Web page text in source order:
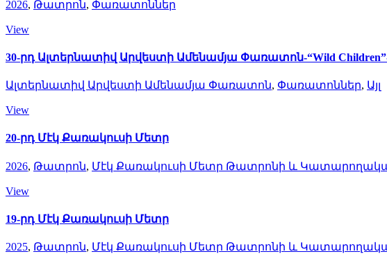
2026, Թատրոն, Փառատոններ
View
30-րդ Ալտերնատիվ Արվեստի Ամենամյա Փառատոն-“Wild
Ալտերնատիվ Արվեստի Ամենամյա Փառատոն, Փառատոններ, Այլ
View
20-րդ Մէկ Քառակուսի Մետր
2026, Թատրոն, Մէկ Քառակուսի Մետր Թատրոնի և
View
19-րդ Մէկ Քառակուսի Մետր
2025, Թատրոն, Մէկ Քառակուսի Մետր Թատրոնի և